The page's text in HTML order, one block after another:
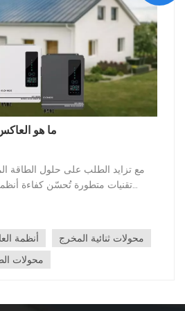
ما هو
مع تزايد الطلب على حلول الطاقة
تقنيات متطورة تُحسّن كفاءة
المخرج باهتمام متزايد لما تتمتع
هذه المدونة ماهية محول الطاقة
أنظمة العاكس الشمسي
الطاقة الشمسية بالجملة للمنشآت
العواكس التقليدية أحادية المخرج،
أنظمة
محولات ثنائية المخرج
محولات